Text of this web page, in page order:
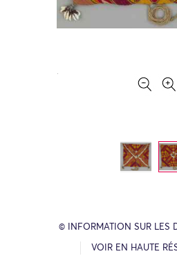
© INFORMATION SUR LES
VOIR EN HAUTE